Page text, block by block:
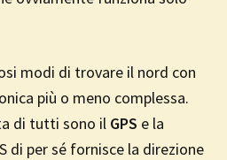
modi di trovare il nord con
più o meno complessa.
di tutti sono il GPS e la
di per sé fornisce la direzione